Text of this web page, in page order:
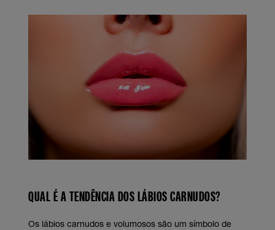
QUAL É A TENDÊNCIA DOS LÁBIOS CARNUDOS?
Os lábios carnudos e volumosos são um símbolo de